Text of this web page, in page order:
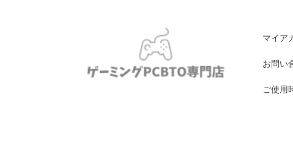
ー
ン
マイア
お問い
ご使用